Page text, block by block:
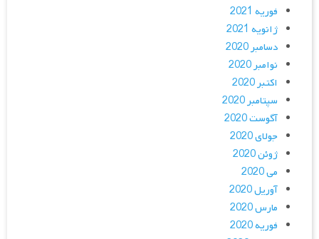
فوریه 2021
ژانویه 2021
دسامبر 2020
نوامبر 2020
اکتبر 2020
سپتامبر 2020
آگوست 2020
جولای 2020
ژوئن 2020
می 2020
آوریل 2020
مارس 2020
فوریه 2020